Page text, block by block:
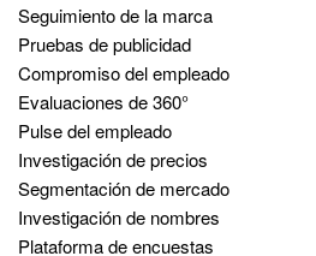
Seguimiento de la marca
Pruebas de publicidad
Compromiso del empleado
Evaluaciones de 360°
Pulse del empleado
Investigación de precios
Segmentación de mercado
Investigación de nombres
Plataforma de encuestas